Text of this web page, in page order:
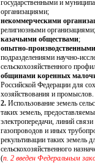
государственными и
организациями;
некоммерческими
религиозными организациями;
казачьими обществами;
опытно-производственными
подразделениями научно-
сельскохозяйственного
общинами коренных
Российской Федерации для
хозяйствования и промыслов.
2. Использование земель
таких земель,
электропередачи, линий
газопроводов и иных
рекультивации таких земель
сельскохозяйственного
(п. 2 введен Федеральным